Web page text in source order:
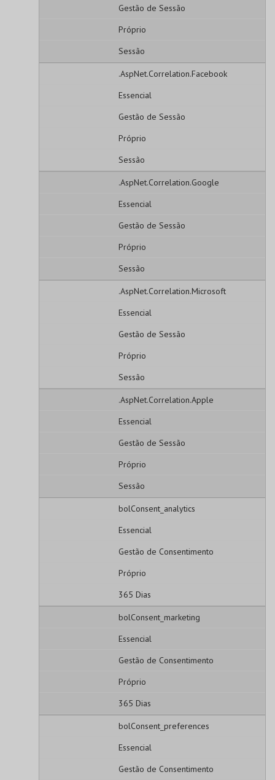
Gestão de Sessão
Próprio
Sessão
.AspNet.Correlation.Facebook
Essencial
Gestão de Sessão
Próprio
Sessão
.AspNet.Correlation.Google
Essencial
Gestão de Sessão
Próprio
Sessão
.AspNet.Correlation.Microsoft
Essencial
Gestão de Sessão
Próprio
Sessão
.AspNet.Correlation.Apple
Essencial
Gestão de Sessão
Próprio
Sessão
bolConsent_analytics
Essencial
Gestão de Consentimento
Próprio
365 Dias
bolConsent_marketing
Essencial
Gestão de Consentimento
Próprio
365 Dias
bolConsent_preferences
Essencial
Gestão de Consentimento